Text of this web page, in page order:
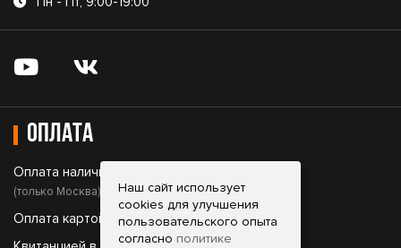
Оплата
Оплата наличными;
(только Москва)
Оплата картой;
Наш сайт использует
cookies для улучшения
пользовательского опыта
согласно политике